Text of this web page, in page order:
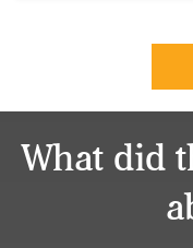
What did